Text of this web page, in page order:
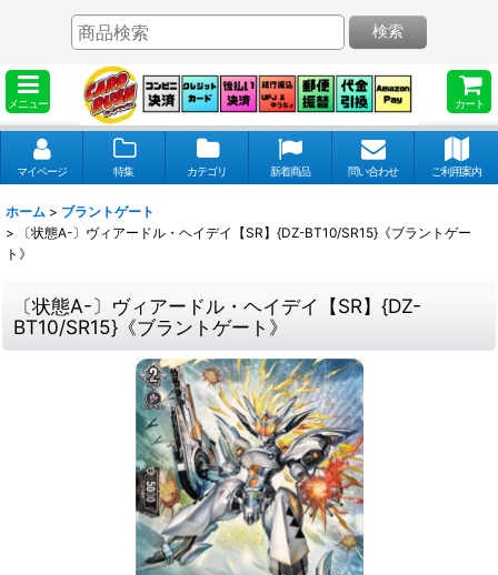
メニュー カート
検索
マイページ 特集 カテゴリ 新着商品 問い合わせ ご利用案内
ホーム > ブラントゲート
>
〔状態A-〕ヴィアードル・ヘイデイ【SR】{DZ-BT10/SR15}《ブラントゲー
ト》
〔状態A-〕ヴィアードル・ヘイデイ【SR】{DZ-
BT10/SR15}《ブラントゲート》